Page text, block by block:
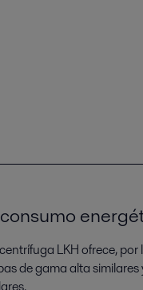
LKH ofrece,
de gama alta